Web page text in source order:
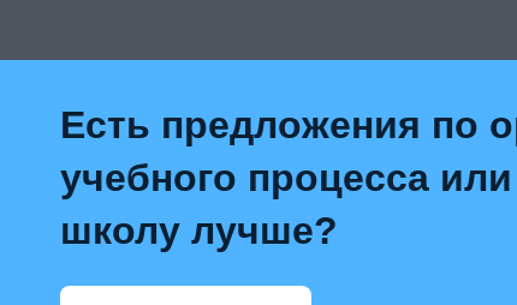
Есть предложения по
учебного процесса
школу лучше?